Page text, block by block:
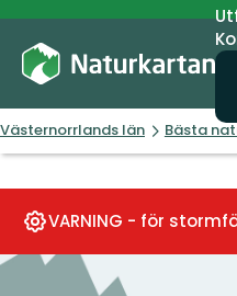
Västernorrlands län Bästa
VARNING - för